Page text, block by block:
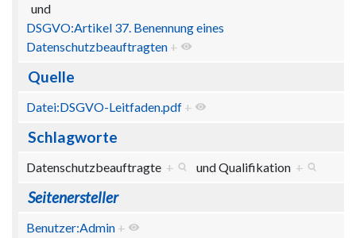
und
DSGVO:Artikel 37. Benennung eines
Datenschutzbeauftragten +
Quelle
Datei:DSGVO-Leitfaden.pdf +
Schlagworte
Datenschutzbeauftragte + undQualifikation +
Seitenersteller
Benutzer:Admin +